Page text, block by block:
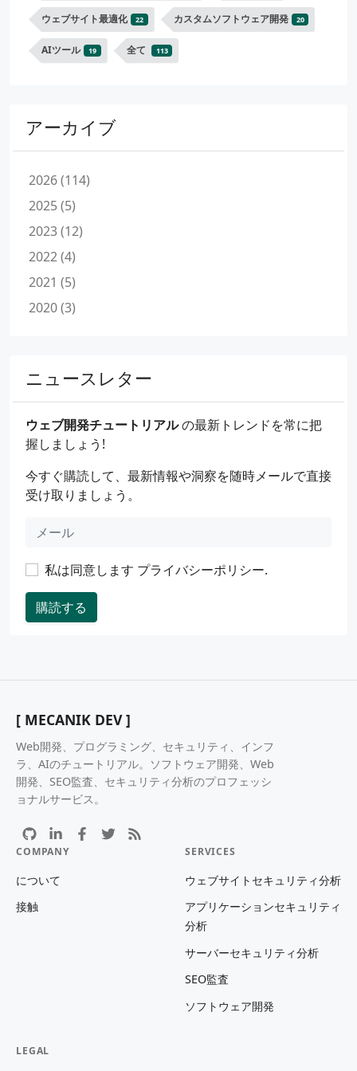
ウェブサイト最適化 22 カスタムソフトウェア開発 20
AIツール 19 全て 113
アーカイブ
2026 (114)
2025 (5)
2023 (12)
2022 (4)
2021 (5)
2020 (3)
ニュースレター
ウェブ開発チュートリアルの最新トレンドを常に把
握しましょう!
今すぐ購読して、最新情報や洞察を随時メールで直接
受け取りましょう。
私は同意します プライバシーポリシー.
購読する
[ MECANIK DEV ]
Web開発、プログラミング、セキュリティ、インフ
ラ、AIのチュートリアル。ソフトウェア開発、Web
開発、SEO監査、セキュリティ分析のプロフェッシ
ョナルサービス。
COMPANY
について
接触
SERVICES
ウェブサイトセキュリティ分析
アプリケーションセキュリティ
分析
サーバーセキュリティ分析
SEO監査
ソフトウェア開発
LEGAL